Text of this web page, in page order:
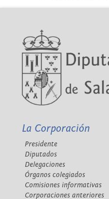
La Corporación
Presidente
Diputados
Delegaciones
Órganos colegiados
Comisiones informativas
Corporaciones anteriores